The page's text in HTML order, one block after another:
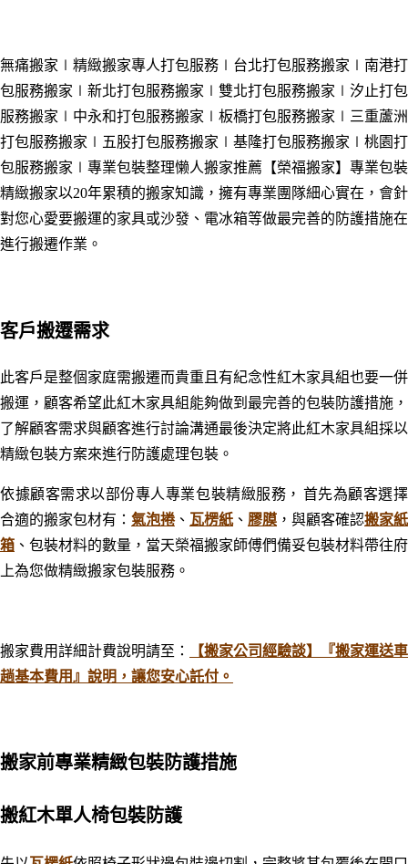
無痛搬家∣精緻搬家專人打包服務∣台北打包服務搬家∣南港打
包服務搬家 ∣ 新北打包服務搬家 ∣雙北打包服務搬家 ∣汐止打包
服務搬家 ∣中永和打包服務搬家 ∣板橋打包服務搬家 ∣三重蘆洲
打包服務搬家 ∣五股打包服務搬家 ∣ 基隆打包服務搬家 ∣桃園打
包服務搬家 ∣專業包裝整理懒人搬家推薦 【榮福搬家】專業包裝
精緻搬家以20年累積的搬家知識，擁有專業團隊細心實在，會針
對您心愛要搬運的家具或沙發、電冰箱等做最完善的防護措施在
進行搬遷作業。
客戶搬遷需求
此客戶是整個家庭需搬遷而貴重且有紀念性紅木家具組也要一併
搬運，顧客希望此紅木家具組能夠做到最完善的包裝防護措施，
了解顧客需求與顧客進行討論溝通最後決定將此紅木家具組採以
精緻包裝方案來進行防護處理包裝。
依據顧客需求以部份專人專業包裝精緻服務 ， 首先為顧客選擇
合適的搬家包材有： 氣泡捲、 瓦楞紙、 膠膜 ，與顧客確認搬家紙
箱 、 包裝材料的數量，當天榮福搬家師傅們備妥包裝材料帶往府
上為您做精緻搬家包裝服務。
搬家費用詳細計費說明請至：
【搬家公司經驗談】『搬家運送車
趟基本費用』說明，讓您安心託付。
搬家前專業精緻包裝防護措施
搬紅木單人椅包裝防護